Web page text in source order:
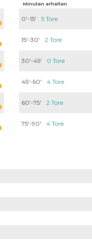
Minuten erhalten
0'-15' 5 Tore
15'-30' 2 Tore
30'-45' 0 Tore
45'-60' 4 Tore
60'-75' 2 Tore
75'-90' 4 Tore